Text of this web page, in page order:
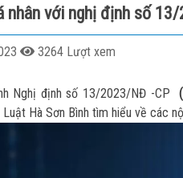
nhân với nghị định số
3264 Lượt xem
Nghị định số 13/2023/NĐ -CP
Hà Sơn Bình tìm hiểu về các